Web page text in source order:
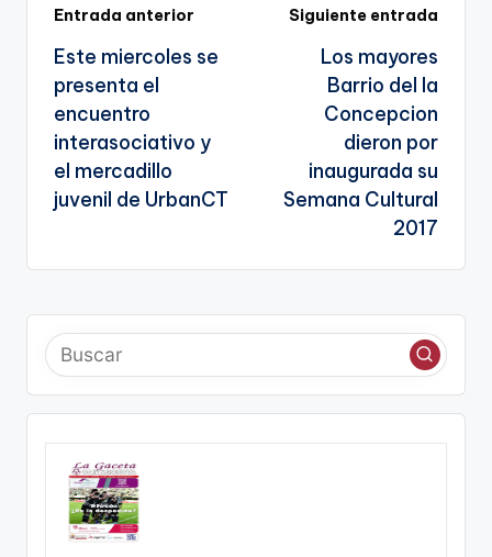
sl
a
te
Navegación
de
entradas
Entrada anterior
Este miercoles se
presenta el
encuentro
interasociativo y
el mercadillo
juvenil de UrbanCT
Siguiente entrada
Los mayores
Barrio del la
Concepcion
dieron por
inaugurada su
Semana Cultural
2017